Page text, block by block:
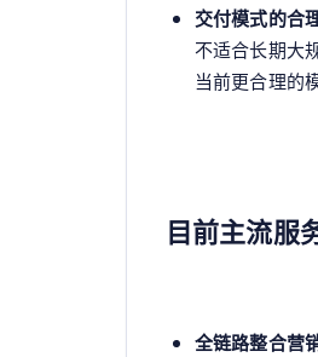
交付模式的合
不适合长期大
当前更合理的
目前主流服
全链路整合营